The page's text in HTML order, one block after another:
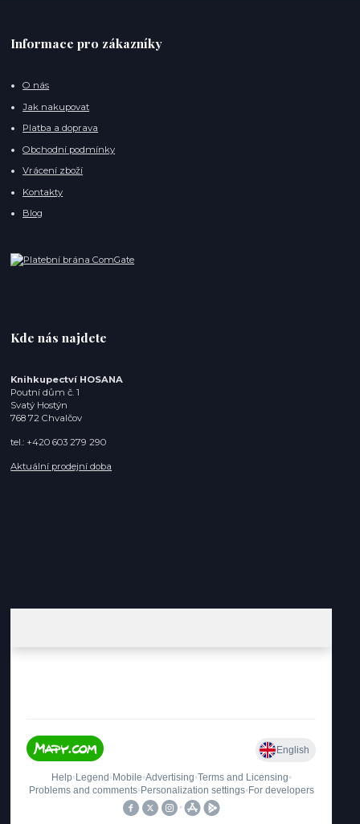
Informace pro zákazníky
O nás
Jak nakupovat
Platba a doprava
Obchodní podmínky
Vrácení zboží
Kontakty
Blog
Kde nás najdete
Knihkupectví HOSANA
Poutní dům č. 1
Svatý Hostýn
768 72 Chvalčov
tel.: +420 603 279 290
Aktuální prodejní doba